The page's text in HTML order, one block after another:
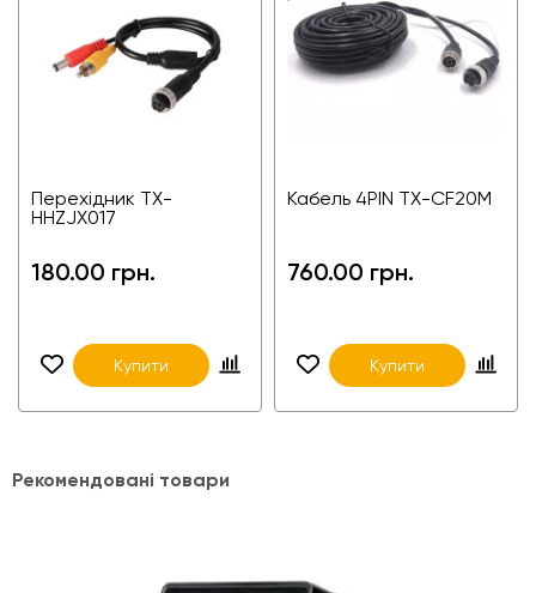
Перехідник TX-
HHZJX017
180.00 грн.
Купити
Кабель 4PIN TX-CF20M
760.00 грн.
Купити
Рекомендовані товари